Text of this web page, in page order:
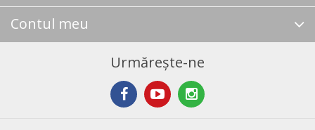
Contul meu
Urmărește-ne